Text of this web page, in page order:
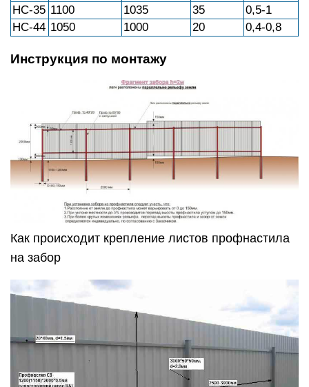
НС-35 1100 1035 35
0,5-1
НС-44 1050 1000 20 0,4-0,8
Инструкция по монтажу
Как происходит крепление листов профнастила
на забор